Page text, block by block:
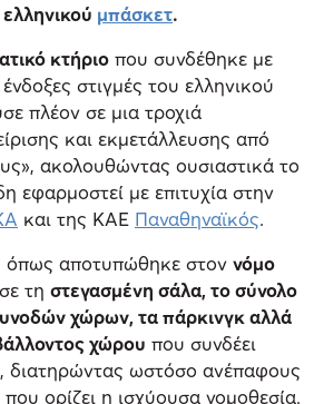
μπάσκετ.
κτήριο που συνδέθηκε με
στιγμές του ελληνικού
πλέον σε μια τροχιά
και εκμετάλλευσης από
ακολουθώντας ουσιαστικά το
εφαρμοστεί με επιτυχία στην
και της ΚΑΕ Παναθηναϊκός.
όπως αποτυπώθηκε στον νόμο
τη στεγασμένη σάλα, το σύνολο
χώρων, τα πάρκινγκ αλλά
χώρου που συνδέει
διατηρώντας ωστόσο ανέπαφους
ορίζει η ισχύουσα νομοθεσία.